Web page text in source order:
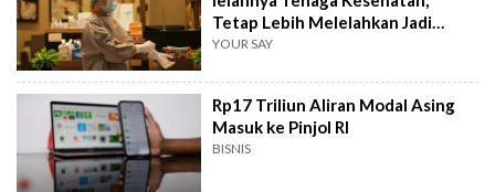
Tetap Lebih Melelahkan Jadi
Pasien
YOUR SAY
Rp17 Triliun Aliran Modal Asing
Masuk ke Pinjol RI
BISNIS